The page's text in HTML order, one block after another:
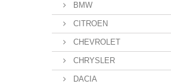
BMW
CITROEN
CHEVROLET
CHRYSLER
DACIA